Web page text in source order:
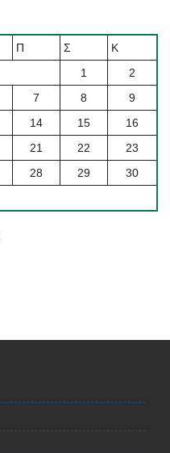
Π Σ
Κ
1
2
7 8
9
14 15
16
21 22
23
28 29
30